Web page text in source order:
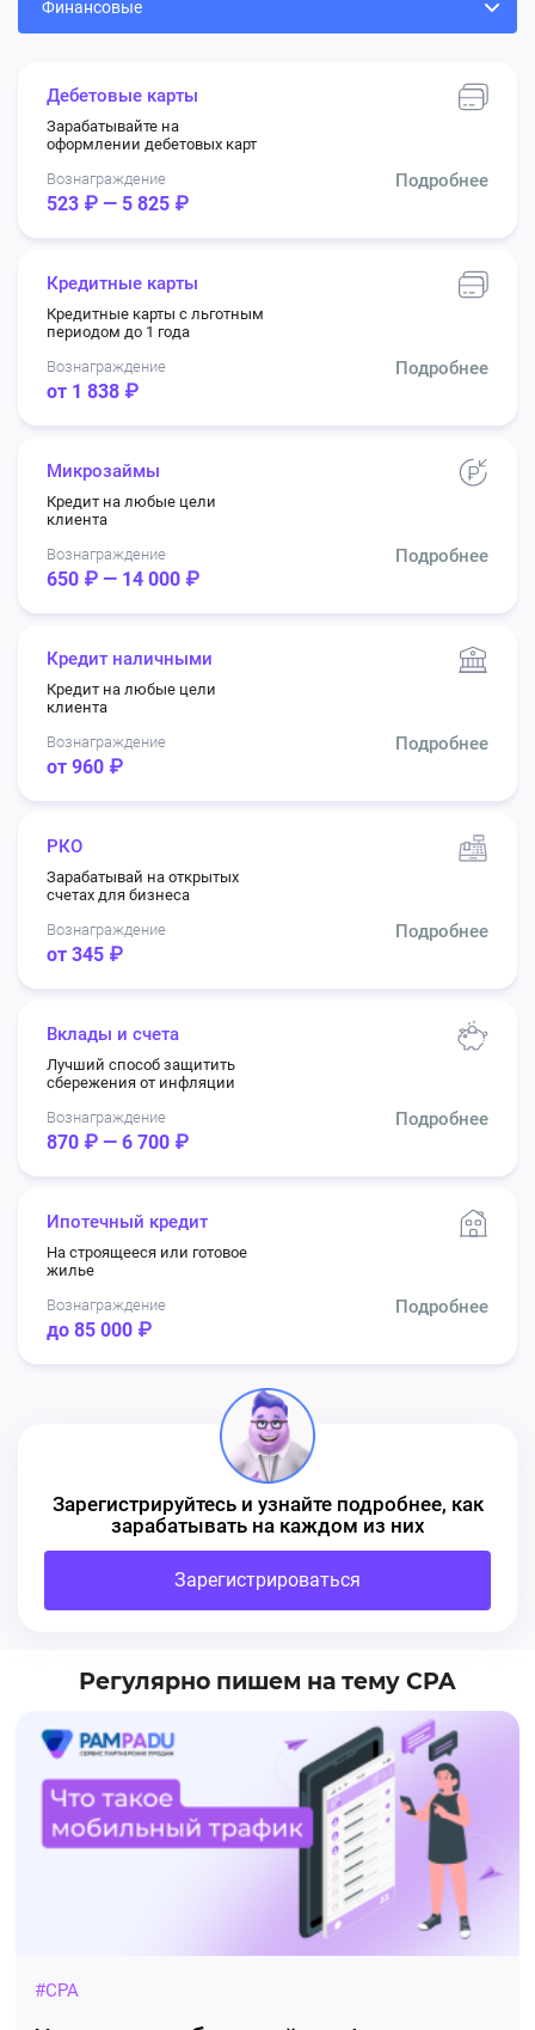
Дебетовые карты
Зарабатывайте на
оформлении дебетовых карт
Вознаграждение
523 ₽ — 5 825 ₽
Подробнее
Кредитные карты
Кредитные карты с льготным
периодом до 1 года
Вознаграждение
от 1 838 ₽
Подробнее
Микрозаймы
Кредит на любые цели
клиента
Вознаграждение
650 ₽ — 14 000 ₽
Подробнее
Кредит наличными
Кредит на любые цели
клиента
Вознаграждение
от 960 ₽
Подробнее
РКО
Зарабатывай на открытых
счетах для бизнеса
Вознаграждение
от 345 ₽
Подробнее
Вклады и счета
Лучший способ защитить
сбережения от инфляции
Вознаграждение
870 ₽ — 6 700 ₽
Подробнее
Ипотечный кредит
На строящееся или готовое
жилье
Вознаграждение
до 85 000 ₽
Подробнее
Зарегистрируйтесь и узнайте подробнее, как
зарабатывать на каждом из них
Зарегистрироваться
Регулярно пишем на тему CPA
#CPA